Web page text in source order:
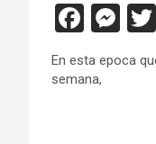
F
a
ce
M
se
En esta epoca
semana,